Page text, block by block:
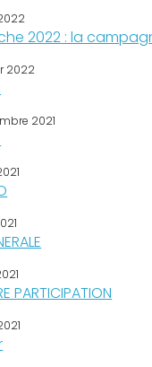
2022 : la
2022
2021
PARTICIPATION